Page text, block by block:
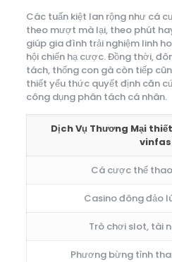
Các tuấn kiệt lan rộng như cá
theo mượt mà lại, theo phút
giúp gia đình trải nghiệm linh
hội chiến hạ cược. Đồng thời,
tách, thống con gà còn tiếp
thiết yếu thức quyết định căn
công dụng phân tách cá nhân.
Dịch Vụ Thương Mại
Cá cược thể
Casino đông đảo
Trò chơi slot, tài
Phương bừng tỉnh